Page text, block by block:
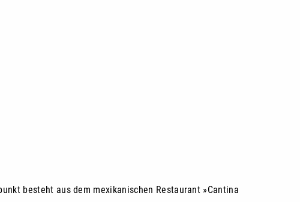
besteht aus dem mexikanischen Restaurant »Cantina